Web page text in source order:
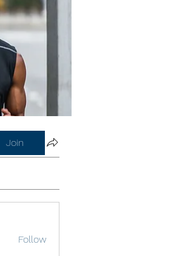
Join
Follow